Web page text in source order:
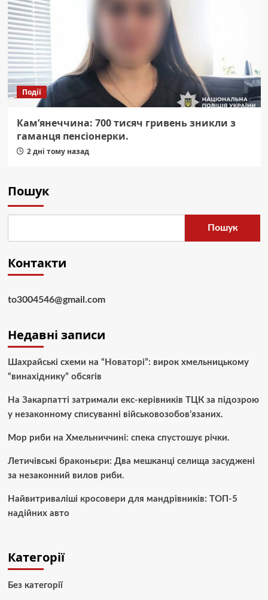
Події
Кам’янеччина: 700 тисяч гривень зникли з
гаманця пенсіонерки.
2 дні тому назад
Пошук
Пошук
Контакти
to3004546@gmail.com
Недавні записи
Шахрайські схеми на “Новаторі”: вирок хмельницькому
“винахіднику” обсягів
На Закарпатті затримали екс-керівників ТЦК за підозрою
у незаконному списуванні військовозобов’язаних.
Мор риби на Хмельниччині: спека спустошує річки.
Летичівські браконьєри: Два мешканці селища засуджені
за незаконний вилов риби.
Найвитриваліші кросовери для мандрівників: ТОП-5
надійних авто
Категорії
Без категорії